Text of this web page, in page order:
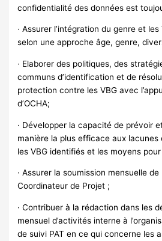
confidentialité des données est
· Assurer l’intégration du genre et
selon une approche âge, genre,
· Elaborer des politiques, des
communs d’identification et de
protection contre les VBG avec
d’OCHA;
· Développer la capacité de prévoir
manière la plus efficace aux
les VBG identifiés et les moyens
· Assurer la soumission mensuelle
Coordinateur de Projet ;
· Contribuer à la rédaction dans les
mensuel d’activités interne à
de suivi PAT en ce qui concerne les